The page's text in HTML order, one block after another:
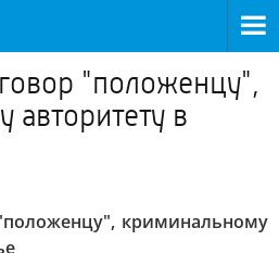
"положенцу",
авторитету в
криминальному